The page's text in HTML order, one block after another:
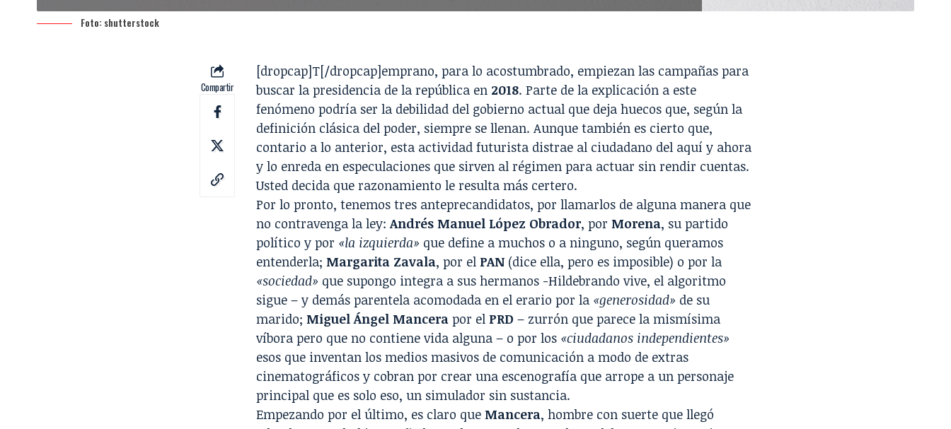
Foto: shutterstock
Compartir
[dropcap]T[/dropcap]emprano, para lo acostumbrado, empiezan las campañas para
buscar la presidencia de la república en 2018. Parte de la explicación a este
fenómeno podría ser la debilidad del gobierno actual que deja huecos que, según la
definición clásica del poder, siempre se llenan. Aunque también es cierto que,
contario a lo anterior, esta actividad futurista distrae al ciudadano del aquí y ahora
y lo enreda en especulaciones que sirven al régimen para actuar sin rendir cuentas.
Usted decida que razonamiento le resulta más certero.
Por lo pronto, tenemos tres anteprecandidatos, por llamarlos de alguna manera que
no contravenga la ley:Andrés Manuel López Obrador, por Morena, su partido
político y por «la izquierda» que define a muchos o a ninguno, según queramos
entenderla; Margarita Zavala, por el PAN (dice ella, pero es imposible) o por la
«sociedad» que supongo integra a sus hermanos -Hildebrando vive, el algoritmo
sigue – y demás parentela acomodada en el erario por la «generosidad» de su
marido; Miguel Ángel Mancera por el PRD – zurrón que parece la mismísima
víbora pero que no contiene vida alguna – o por los «ciudadanos independientes»
esos que inventan los medios masivos de comunicación a modo de extras
cinematográficos y cobran por crear una escenografía que arrope a un personaje
principal que es solo eso, un simulador sin sustancia.
Empezando por el último, es claro que Mancera, hombre con suerte que llegó